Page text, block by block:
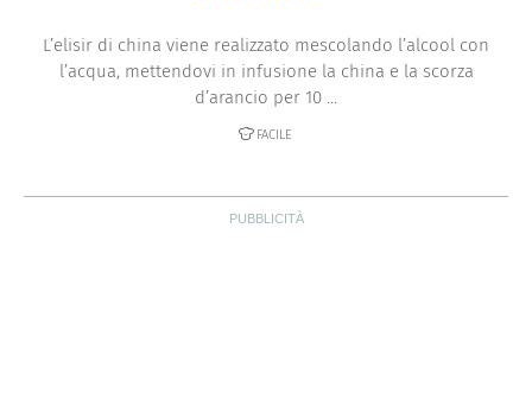
L’elisir di china viene realizzato mescolando l’alcool con
l’acqua, mettendovi in infusione la china e la scorza
d’arancio per 10 ...
FACILE